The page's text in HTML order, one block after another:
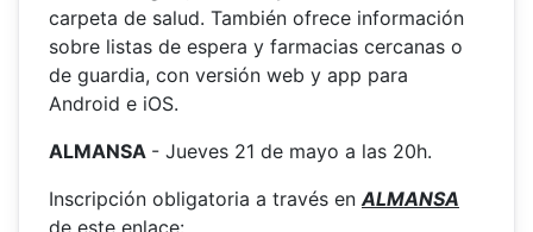
carpeta de salud. También ofrece información
sobre listas de espera y farmacias cercanas o
de guardia, con versión web y app para
Android e iOS.
ALMANSA - Jueves 21 de mayo a las 20h.
Inscripción obligatoria a través enALMANSA